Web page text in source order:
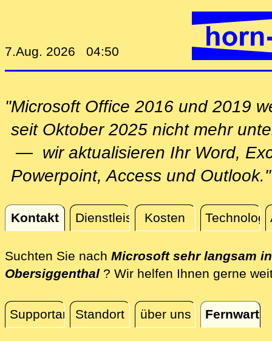
7.Aug. 2026 04:50
"Microsoft Office 2016 und 2019
seit Oktober 2025 nicht mehr
— wir aktualisieren Ihr Word,
Powerpoint, Access und Outlook."
Kontakt Dienstleistungen
Kosten
Kontakt
Suchten Sie nach Microsoft sehr langsam
Obersiggenthal ? Wir helfen Ihnen gerne
SupportanfrageStandort über uns